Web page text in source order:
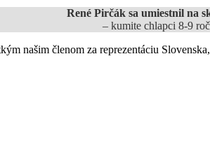
René Pirčák sa umiestnil na
– kumite chlapci 8-9
našim členom za reprezentáciu